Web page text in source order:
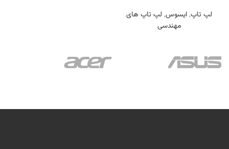
لپ تاپ,ایسوس, لپ تاپ های
مهندسی